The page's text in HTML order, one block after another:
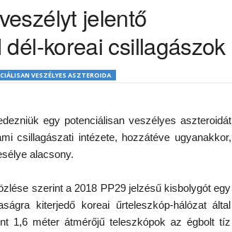
jelentő
koreai csillagászok
VESZÉLYES ASZTEROIDA
egy potenciálisan veszélyes aszteroidát
csillagászati intézete, hozzátéve ugyanakkor,
alacsony.
szerint a 2018 PP29 jelzésű kisbolygót egy
kiterjedő koreai űrteleszkóp-hálózat által
1,6 méter átmérőjű teleszkópok az égbolt tíz